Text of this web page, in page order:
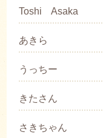
Toshi Asaka
あきら
うっちー
きたさん
さきちゃん